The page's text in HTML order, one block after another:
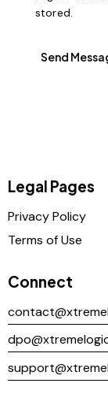
stored.
Send
Legal Pages
Privacy Policy
Terms of Use
Connect